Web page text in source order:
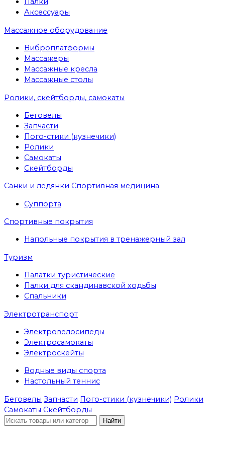
Аксессуары
Массажное оборудование
Виброплатформы
Массажеры
Массажные кресла
Массажные столы
Ролики, скейтборды, самокаты
Беговелы
Запчасти
Пого-стики (кузнечики)
Ролики
Самокаты
Скейтборды
Санки и ледянки Спортивная медицина
Суппорта
Спортивные покрытия
Напольные покрытия в тренажерный зал
Туризм
Палатки туристические
Палки для скандинавской ходьбы
Спальники
Электротранспорт
Электровелосипеды
Электросамокаты
Электроскейты
Водные виды спорта
Настольный теннис
Беговелы Запчасти Пого-стики (кузнечики) Ролики
Самокаты Скейтборды
Найти